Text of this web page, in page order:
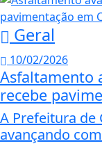
Geral
10/02/2026
Asfaltamento
recebe
A Prefeitura de
avançando